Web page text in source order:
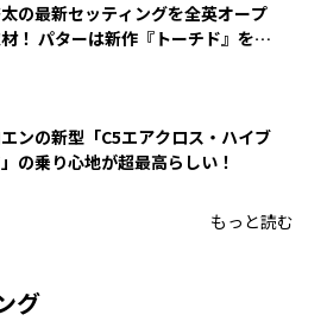
の最新セッティングを全英オープ
！ パターは新作『トーチド』を投
ンの新型「C5エアクロス・ハイブ
の乗り心地が超最高らしい！
もっと読む
グ